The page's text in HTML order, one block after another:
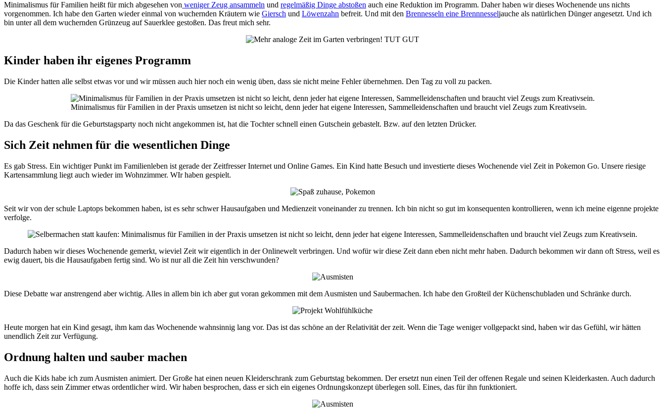
Minimalismus für Familien heißt für mich abgesehen von weniger Zeug ansammeln und regelmäßig Dinge abstoßen auch eine Reduktion im Programm. Daher haben wir dieses Wochenende uns nichts
vorgenommen. Ich habe den Garten wieder einmal von wuchernden Kräutern wie Giersch und Löwenzahn befreit. Und mit den Brennesseln eine Brennnesseljauche als natürlichen Dünger angesetzt. Und ich
bin unter all dem wuchernden Grünzeug auf Sauerklee gestoßen. Das freut mich sehr.
Kinder haben ihr eigenes Programm
Die Kinder hatten alle selbst etwas vor und wir müssen auch hier noch ein wenig üben, dass sie nicht meine Fehler übernehmen. Den Tag zu voll zu packen.
Minimalismus für Familien in der Praxis umsetzen ist nicht so leicht, denn jeder hat eigene Interessen, Sammelleidenschaften und braucht viel Zeugs zum Kreativsein.
Da das Geschenk für die Geburtstagsparty noch nicht angekommen ist, hat die Tochter schnell einen Gutschein gebastelt. Bzw. auf den letzten Drücker.
Sich Zeit nehmen für die wesentlichen Dinge
Es gab Stress. Ein wichtiger Punkt im Familienleben ist gerade der Zeitfresser Internet und Online Games. Ein Kind hatte Besuch und investierte dieses Wochenende viel Zeit in Pokemon Go. Unsere riesige
Kartensammlung liegt auch wieder im Wohnzimmer. WIr haben gespielt.
Seit wir von der schule Laptops bekommen haben, ist es sehr schwer Hausaufgaben und Medienzeit voneinander zu trennen. Ich bin nicht so gut im konsequenten kontrollieren, wenn ich meine eigenne projekte
verfolge.
Dadurch haben wir dieses Wochenende gemerkt, wieviel Zeit wir eigentlich in der Onlinewelt verbringen. Und wofür wir diese Zeit dann eben nicht mehr haben. Dadurch bekommen wir dann oft Stress, weil es
ewig dauert, bis die Hausaufgaben fertig sind. Wo ist nur all die Zeit hin verschwunden?
Diese Debatte war anstrengend aber wichtig. Alles in allem bin ich aber gut voran gekommen mit dem Ausmisten und Saubermachen. Ich habe den Großteil der Küchenschubladen und Schränke durch.
Heute morgen hat ein Kind gesagt, ihm kam das Wochenende wahnsinnig lang vor. Das ist das schöne an der Relativität der zeit. Wenn die Tage weniger vollgepackt sind, haben wir das Gefühl, wir hätten
unendlich Zeit zur Verfügung.
Ordnung halten und sauber machen
Auch die Kids habe ich zum Ausmisten animiert. Der Große hat einen neuen Kleiderschrank zum Geburtstag bekommen. Der ersetzt nun einen Teil der offenen Regale und seinen Kleiderkasten. Auch dadurch
hoffe ich, dass sein Zimmer etwas ordentlicher wird. Wir haben besprochen, dass er sich ein eigenes Ordnungskonzept überlegen soll. Eines, das für ihn funktioniert.